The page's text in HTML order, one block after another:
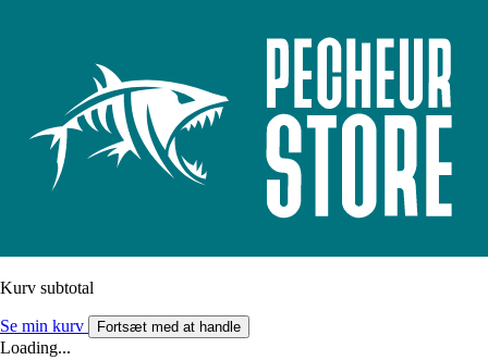
Kurv subtotal
Se min kurv Fortsæt med at handle
Loading...